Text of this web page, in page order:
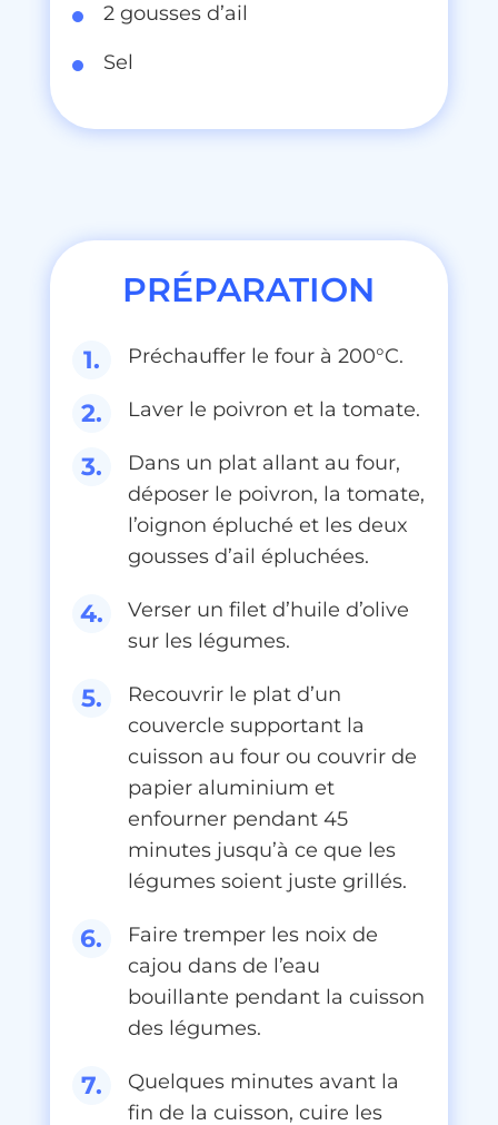
2 gousses d’ail
Sel
PRÉPARATION
Préchauffer le four à 200°C.
Laver le poivron et la tomate.
Dans un plat allant au four,
déposer le poivron, la tomate,
l’oignon épluché et les deux
gousses d’ail épluchées.
Verser un filet d’huile d’olive
sur les légumes.
Recouvrir le plat d’un
couvercle supportant la
cuisson au four ou couvrir de
papier aluminium et
enfourner pendant 45
minutes jusqu’à ce que les
légumes soient juste grillés.
Faire tremper les noix de
cajou dans de l’eau
bouillante pendant la cuisson
des légumes.
Quelques minutes avant la
fin de la cuisson, cuire les